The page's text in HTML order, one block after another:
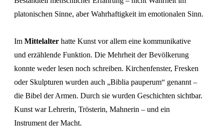
platonischen Sinne, aber Wahrhaftigkeit im emotionalen Sinn.
Im Mittelalter hatte Kunst vor allem eine kommunikative
und erzählende Funktion. Die Mehrheit der Bevölkerung
konnte weder lesen noch schreiben. Kirchenfenster, Fresken
oder Skulpturen wurden auch „Biblia pauperum“ genannt –
die Bibel der Armen. Durch sie wurden Geschichten sichtbar.
Kunst war Lehrerin, Trösterin, Mahnerin – und ein
Instrument der Macht.